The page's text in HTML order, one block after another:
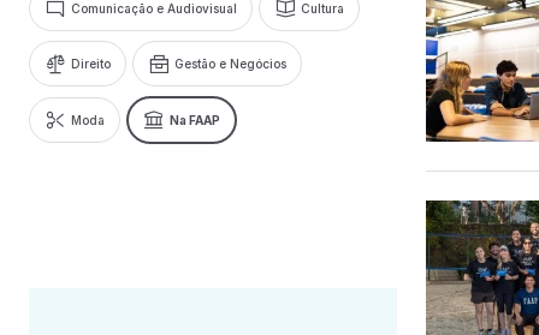
Comunicação e Audiovisual Cultura
Direito Gestão e Negócios
Moda Na FAAP